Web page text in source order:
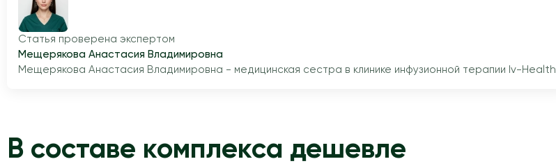
Статья проверена экспертом
Мещерякова Анастасия Владимировна
Мещерякова Анастасия Владимировна - медицинская сестра в клинике инфузионной терапии Iv-Health
В составе комплекса дешевле